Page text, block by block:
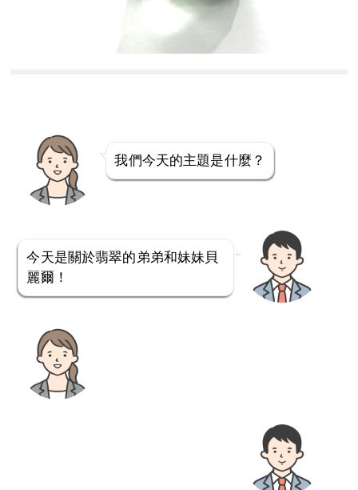
我們今天的主題是什麼？
今天是關於翡翠的弟弟和妹妹貝
麗爾！